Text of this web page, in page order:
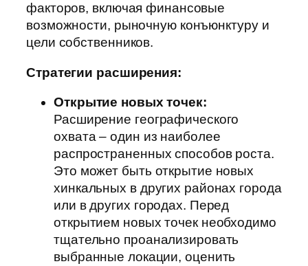
факторов, включая финансовые
возможности, рыночную конъюнктуру и
цели собственников.
Стратегии расширения:
Открытие новых точек:
Расширение географического
охвата – один из наиболее
распространенных способов роста.
Это может быть открытие новых
хинкальных в других районах города
или в других городах. Перед
открытием новых точек необходимо
тщательно проанализировать
выбранные локации, оценить